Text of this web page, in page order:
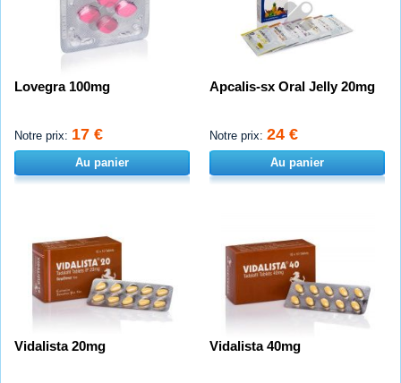
Lovegra 100mg
Notre prix: 17 €
Au panier
Apcalis-sx Oral Jelly 20mg
Notre prix: 24 €
Au panier
Vidalista 20mg Vidalista 40mg